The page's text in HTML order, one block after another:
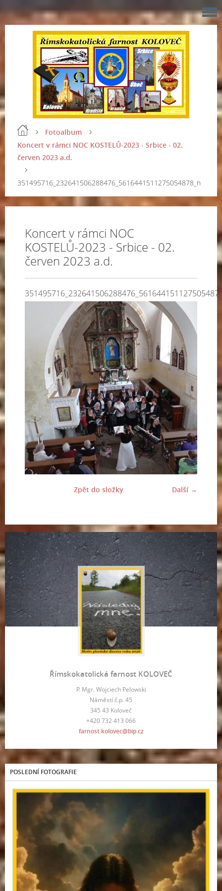
Fotoalbum
Koncert v rámci NOC KOSTELŮ-2023 - Srbice - 02.
červen 2023 a.d.
351495716_232641506288476_5616441511275054878_n
Koncert v rámci NOC
KOSTELŮ-2023 - Srbice - 02.
červen 2023 a.d.
Další →
Zpět do složky
Římskokatolická farnost KOLOVEČ
P. Mgr. Wojciech Pelowski
Náměstí č.p. 45
345 43 Koloveč
+420 732 413 066
farnost.kolovec@bip.cz
POSLEDNÍ FOTOGRAFIE